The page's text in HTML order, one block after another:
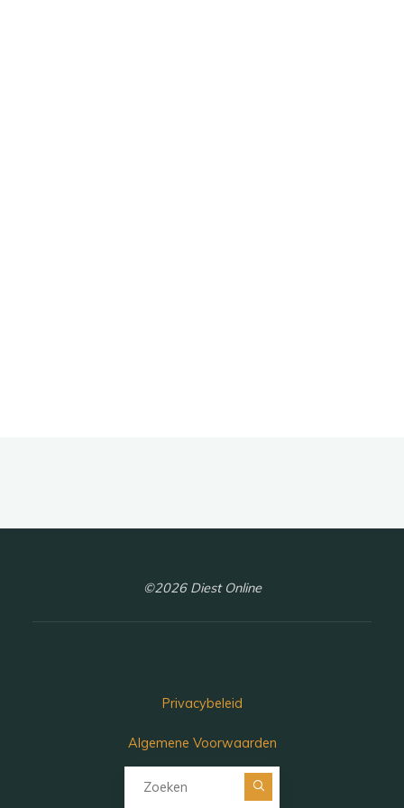
©2026 Diest Online
Privacybeleid
Algemene Voorwaarden